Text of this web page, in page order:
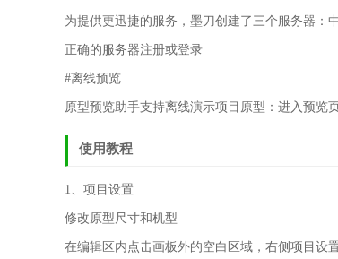
为提供更迅捷的服务，墨刀创建了三个服务器：
正确的服务器注册或登录
#离线预览
原型预览助手支持离线演示项目原型：进入预览
使用教程
1、项目设置
修改原型尺寸和机型
在编辑区内点击画板外的空白区域，右侧项目设